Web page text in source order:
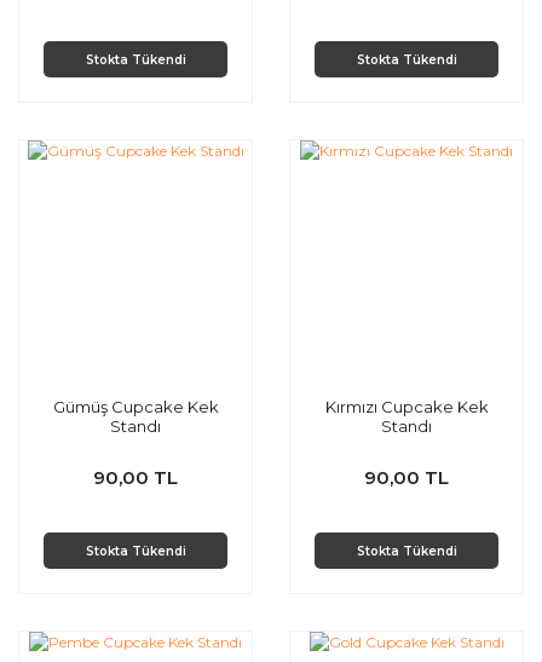
Stokta Tükendi Stokta Tükendi
Gümüş Cupcake Kek
Standı
90,00 TL
Stokta Tükendi
Kırmızı Cupcake Kek
Standı
90,00 TL
Stokta Tükendi